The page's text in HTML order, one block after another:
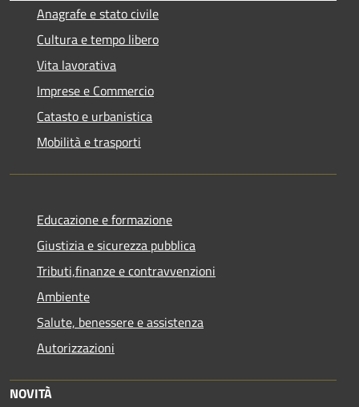
Anagrafe e stato civile
Cultura e tempo libero
Vita lavorativa
Imprese e Commercio
Catasto e urbanistica
Mobilità e trasporti
Educazione e formazione
Giustizia e sicurezza pubblica
Tributi,finanze e contravvenzioni
Ambiente
Salute, benessere e assistenza
Autorizzazioni
NOVITÀ